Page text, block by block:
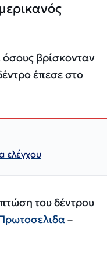
βρίσκονταν
έπεσε στο
ελέγχου
του δέντρου
–